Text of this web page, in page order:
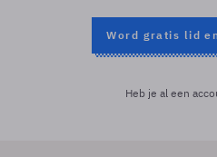
Word gratis lid
Heb je al een